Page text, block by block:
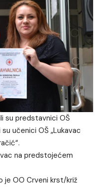
su predstavnici OŠ
učenici OŠ „Lukavac
na predstojećem
je OO Crveni krst/križ